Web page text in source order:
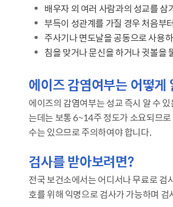
배우자 외 여러 사람과의 성교를
부득이 성관계를 가질 경우 처음부
주사기나 면도날을 공동으로 사용
침을 맞거나 문신을 하거나 귓볼을
에이즈 감염여부는 어떻게
에이즈의 감염여부는 성교 즉시 알 수
는데는 보통 6~14주 정도가 소요되므
수는 있으므로 주의하여야 합니다.
검사를 받아보려면?
전국 보건소에서는 어디서나 무료로 검
호를 위해 익명으로 검사가 가능하며